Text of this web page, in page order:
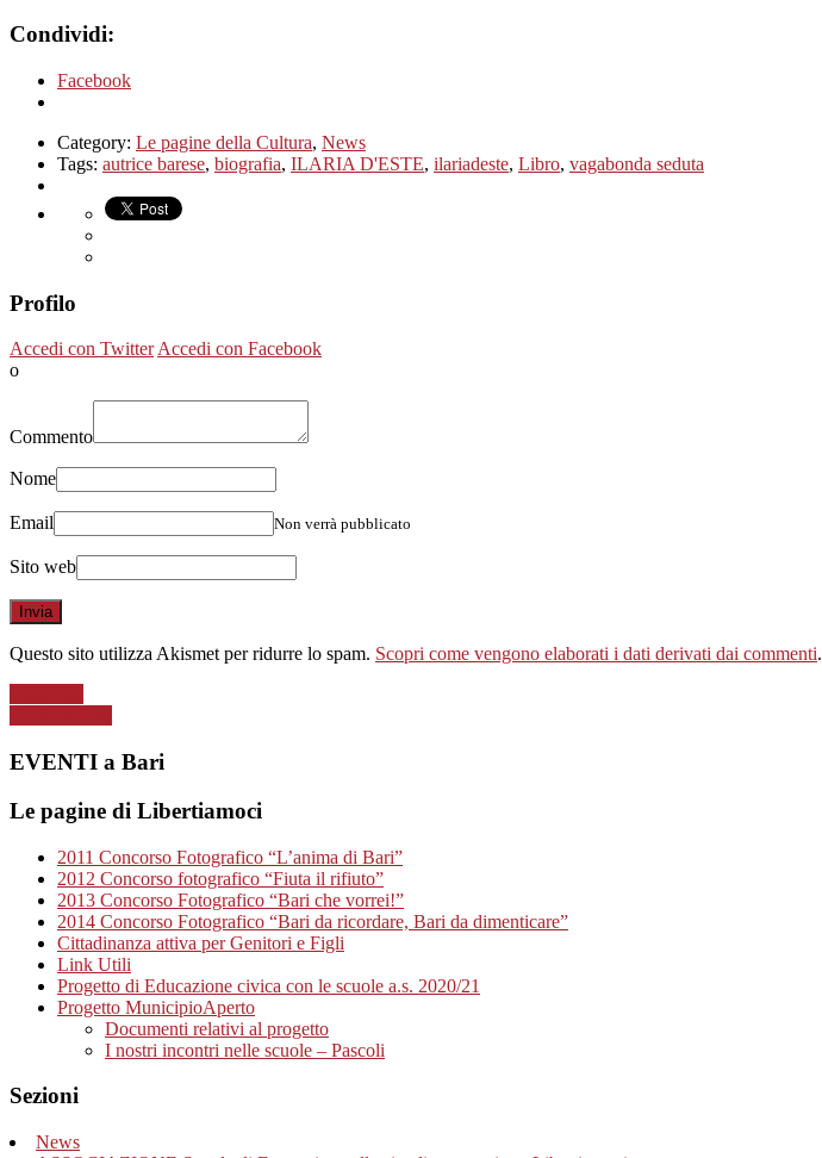
Condividi:
Facebook
Category: Le pagine della Cultura, News
Tags: autrice barese, biografia, ILARIA D'ESTE, ilariadeste, Libro, vagabonda seduta
Profilo
Accedi con TwitterAccedi con Facebook
o
Commento
Nome
Email Non verrà pubblicato
Sito web
Questo sito utilizza Akismet per ridurre lo spam. Scopri come vengono elaborati i dati derivati dai commenti.
EVENTI a Bari
Le pagine di Libertiamoci
2011 Concorso Fotografico “L’anima di Bari”
2012 Concorso fotografico “Fiuta il rifiuto”
2013 Concorso Fotografico “Bari che vorrei!”
2014 Concorso Fotografico “Bari da ricordare, Bari da dimenticare”
Cittadinanza attiva per Genitori e Figli
Link Utili
Progetto di Educazione civica con le scuole a.s. 2020/21
Progetto MunicipioAperto
Documenti relativi al progetto
I nostri incontri nelle scuole – Pascoli
Sezioni
News